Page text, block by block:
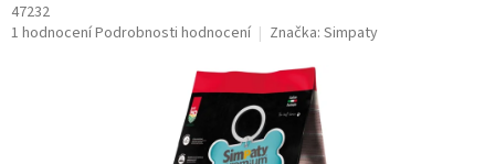
47232
Průměrné
1 hodnoceníPodrobnosti hodnocení Značka: Simpaty